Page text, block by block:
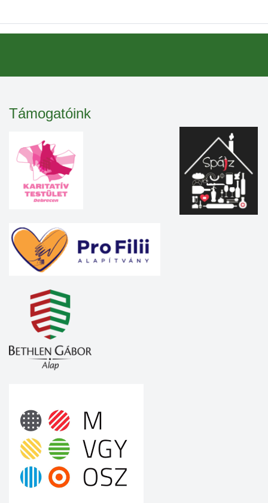
Támogatóink